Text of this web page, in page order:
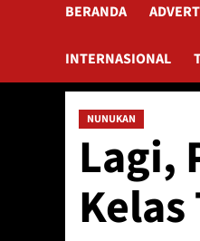
BERANDA
INTERNASIONAL
NUNUKAN
Lagi,
Kelas